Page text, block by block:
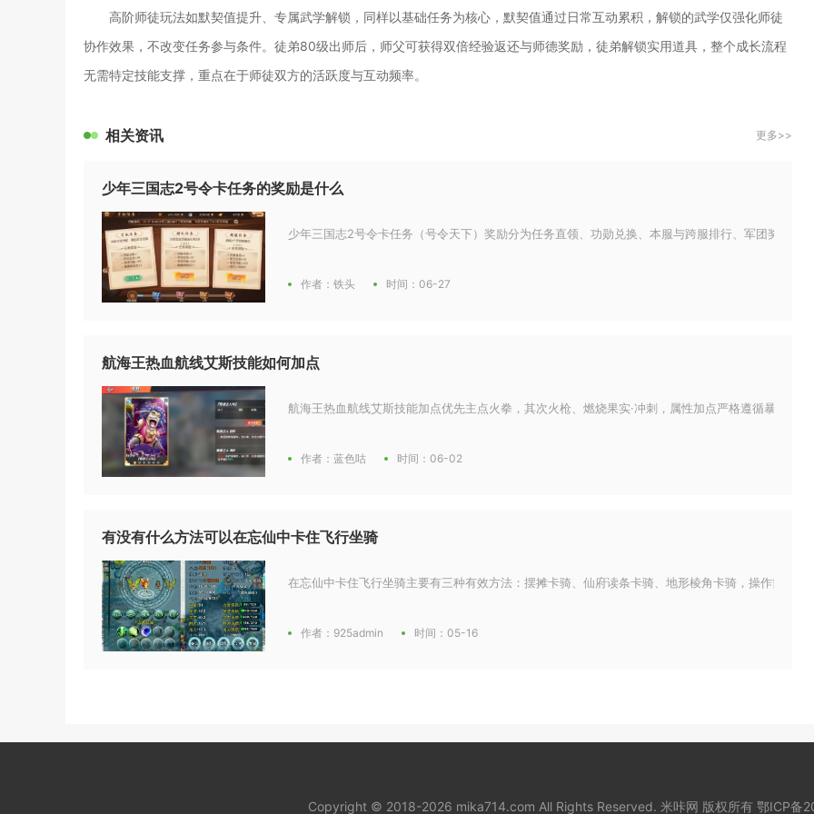
高阶师徒玩法如默契值提升、专属武学解锁，同样以基础任务为核心，默契值通过日常互动累积，解锁的武学仅强化师徒
协作效果，不改变任务参与条件。徒弟80级出师后，师父可获得双倍经验返还与师德奖励，徒弟解锁实用道具，整个成长流程
无需特定技能支撑，重点在于师徒双方的活跃度与互动频率。
相关资讯 更多>>
少年三国志2号令卡任务的奖励是什么
少年三国志2号令卡任务（号令天下）奖励分为任务直领、功勋兑换、本服与跨服排行、军团奖励四
作者：铁头 时间：06-27
航海王热血航线艾斯技能如何加点
航海王热血航线艾斯技能加点优先主点火拳，其次火枪、燃烧果实·冲刺，属性加点严格遵循暴击＞
作者：蓝色咕 时间：06-02
有没有什么方法可以在忘仙中卡住飞行坐骑
在忘仙中卡住飞行坐骑主要有三种有效方法：摆摊卡骑、仙府读条卡骑、地形棱角卡骑，操作简单且
作者：925admin 时间：05-16
Copyright © 2018-2026 mika714.com All Rights Reserved. 米咔网 版权所有 鄂ICP备